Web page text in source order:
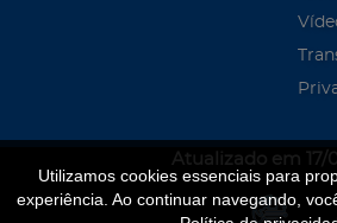
Utilizamos cookies essenciais para
experiência. Ao continuar navegando,
Atualizado em 17/